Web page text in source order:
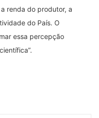
renda do produtor, a
do País. O
essa percepção